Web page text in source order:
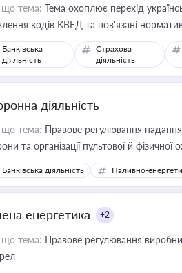
тема: Тема охоплює перехід
кодів КВЕД та пов'язані
Банківська
діяльність
Страхова
діяльність
діяльність
тема: Правове регулювання
та організації пультової й фізичної
Банківська діяльність Паливно-
енергетика +2
тема: Правове регулювання